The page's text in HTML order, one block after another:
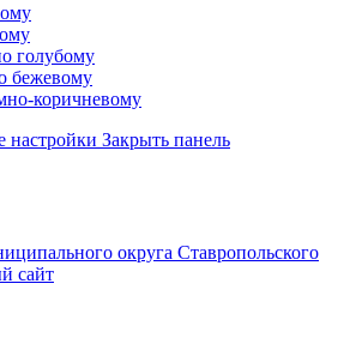
голубому
бежевому
коричневому
настройки Закрыть панель
округа Ставропольского
сайт